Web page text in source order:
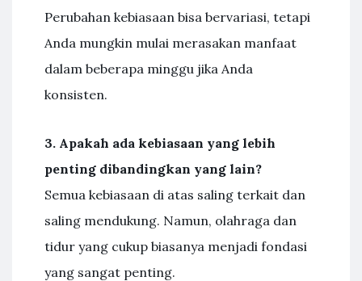
Perubahan kebiasaan bisa bervariasi, tetapi
Anda mungkin mulai merasakan manfaat
dalam beberapa minggu jika Anda
konsisten.
3. Apakah ada kebiasaan yang lebih
penting dibandingkan yang lain?
Semua kebiasaan di atas saling terkait dan
saling mendukung. Namun, olahraga dan
tidur yang cukup biasanya menjadi fondasi
yang sangat penting.